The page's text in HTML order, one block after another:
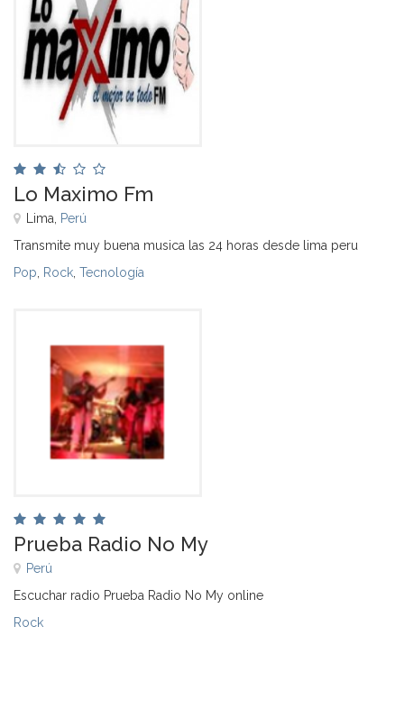
Lo Maximo Fm
Lima, Perú
Transmite muy buena musica las 24 horas desde lima peru
Pop Rock Tecnología
Prueba Radio No My
Perú
Escuchar radio Prueba Radio No My online
Rock